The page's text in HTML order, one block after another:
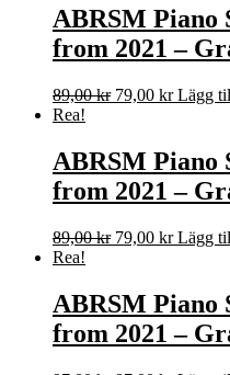
var:
259,00 kr.
ABRSM Piano
from 2021 –
89,00kr Det
var:
89,00 kr.
79,00 krDet
är:
79,00
Lägg
Rea!
ABRSM Piano
from 2021 –
89,00kr Det
var:
89,00 kr.
79,00 krDet
är:
79,00
Lägg
Rea!
ABRSM Piano
from 2021 –